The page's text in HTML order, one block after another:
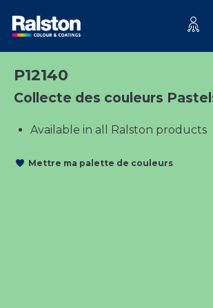
P12140
Collecte des couleurs
Available in all Ralston products
Mettre ma palette de couleurs